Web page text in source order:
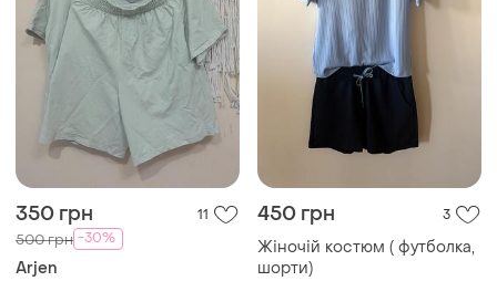
350 грн 11
500 грн -30%
Arjen
450 грн 3
Жіночій костюм ( футболка,
шорти)